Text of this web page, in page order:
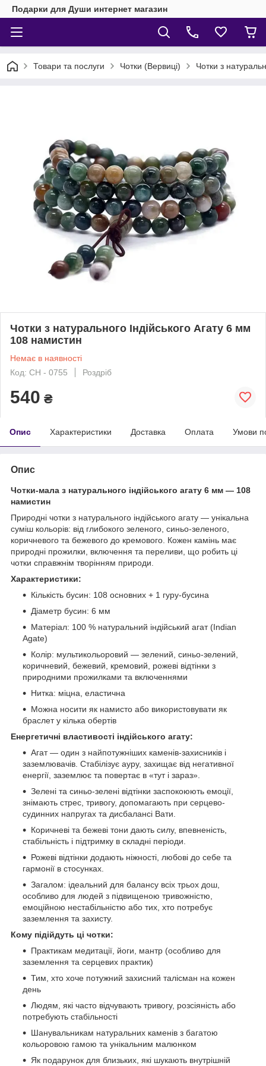
Подарки для Души интернет магазин
Товари та послуги Чотки (Вервиці) Чотки з
Чотки з натурального Індійського Агату 6 мм
108 намистин
Немає в наявності
Код: CH - 0755
Роздріб
540 ₴
Опис Характеристики Доставка Оплата Умови
Опис
Чотки-мала з натурального індійського агату 6 мм — 108
намистин
Природні чотки з натурального індійського агату — унікальна
суміш кольорів: від глибокого зеленого, синьо-зеленого,
коричневого та бежевого до кремового. Кожен камінь має
природні прожилки, включення та переливи, що робить ці
чотки справжнім творінням природи.
Характеристики:
Кількість бусин: 108 основних + 1 гуру-бусина
Діаметр бусин: 6 мм
Матеріал: 100 % натуральний індійський агат (Indian
Agate)
Колір: мультикольоровий — зелений, синьо-зелений,
коричневий, бежевий, кремовий, рожеві відтінки з
природними прожилками та включеннями
Нитка: міцна, еластична
Можна носити як намисто або використовувати як
браслет у кілька обертів
Енергетичні властивості індійського агату:
Агат — один з найпотужніших каменів-захисників і
заземлювачів. Стабілізує ауру, захищає від негативної
енергії, заземлює та повертає в «тут і зараз».
Зелені та синьо-зелені відтінки заспокоюють емоції,
знімають стрес, тривогу, допомагають при серцево-
судинних напругах та дисбалансі Вати.
Коричневі та бежеві тони дають силу, впевненість,
стабільність і підтримку в складні періоди.
Рожеві відтінки додають ніжності, любові до себе та
гармонії в стосунках.
Загалом: ідеальний для балансу всіх трьох дош,
особливо для людей з підвищеною тривожністю,
емоційною нестабільністю або тих, хто потребує
заземлення та захисту.
Кому підійдуть ці чотки:
Практикам медитації, йоги, мантр (особливо для
заземлення та серцевих практик)
Тим, хто хоче потужний захисний талісман на кожен
день
Людям, які часто відчувають тривогу, розсіяність або
потребують стабільності
Шанувальникам натуральних каменів з багатою
кольоровою гамою та унікальним малюнком
Як подарунок для близьких, які шукають внутрішній